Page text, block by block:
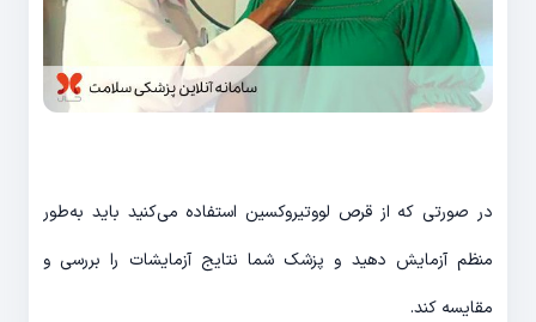
در صورتی که از قرص لووتیروکسین استفاده می‌کنید باید به‌طور
منظم آزمایش دهید و پزشک شما نتایج آزمایشات را بررسی و
مقایسه کند.